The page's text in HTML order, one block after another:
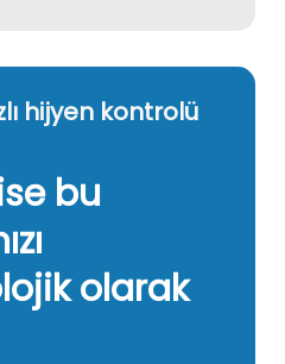
hijyen kontrolü
bu
olarak